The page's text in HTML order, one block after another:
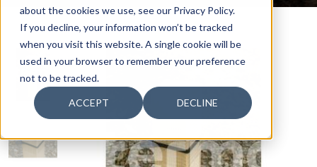
about the cookies we use, see our Privacy Policy.
If you decline, your information won’t be tracked
when you visit this website. A single cookie will be
used in your browser to remember your preference
not to be tracked.
ACCEPT DECLINE